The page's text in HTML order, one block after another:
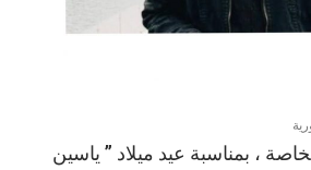
، بمناسبة عيد ميلاد ” ياسين